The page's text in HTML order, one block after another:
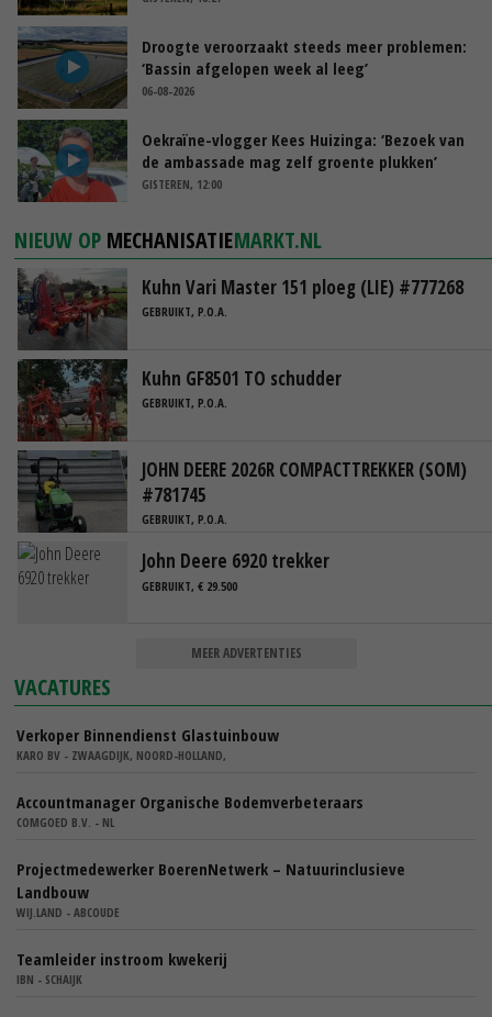
Droogte veroorzaakt steeds meer problemen:
‘Bassin afgelopen week al leeg’
06-08-2026
Oekraïne-vlogger Kees Huizinga: ‘Bezoek van
de ambassade mag zelf groente plukken’
GISTEREN, 12:00
NIEUW OP MECHANISATIEMARKT.NL
Kuhn Vari Master 151 ploeg (LIE) #777268
GEBRUIKT, P.O.A.
Kuhn GF8501 TO schudder
GEBRUIKT, P.O.A.
JOHN DEERE 2026R COMPACTTREKKER (SOM)
#781745
GEBRUIKT, P.O.A.
John Deere 6920 trekker
GEBRUIKT, € 29.500
MEER ADVERTENTIES
VACATURES
Verkoper Binnendienst Glastuinbouw
KARO BV - ZWAAGDIJK, NOORD-HOLLAND,
Accountmanager Organische Bodemverbeteraars
COMGOED B.V. - NL
Projectmedewerker BoerenNetwerk – Natuurinclusieve
Landbouw
WIJ.LAND - ABCOUDE
Teamleider instroom kwekerij
IBN - SCHAIJK